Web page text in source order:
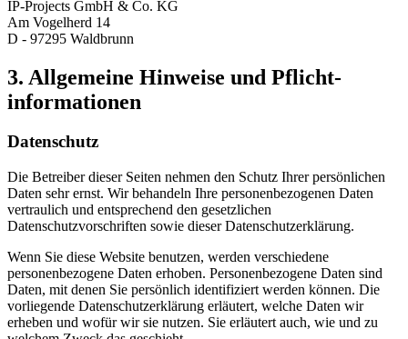
IP-Projects GmbH & Co. KG
Am Vogelherd 14
D - 97295 Waldbrunn
3. Allgemeine Hinweise und Pflicht­
informationen
Datenschutz
Die Betreiber dieser Seiten nehmen den Schutz Ihrer persönlichen
Daten sehr ernst. Wir behandeln Ihre personenbezogenen Daten
vertraulich und entsprechend den gesetzlichen
Datenschutzvorschriften sowie dieser Datenschutzerklärung.
Wenn Sie diese Website benutzen, werden verschiedene
personenbezogene Daten erhoben. Personenbezogene Daten sind
Daten, mit denen Sie persönlich identifiziert werden können. Die
vorliegende Datenschutzerklärung erläutert, welche Daten wir
erheben und wofür wir sie nutzen. Sie erläutert auch, wie und zu